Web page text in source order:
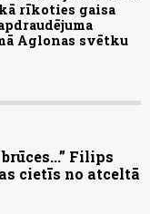
rīkoties gaisa
Aglonas svētku
Filips
cietīs no atceltā